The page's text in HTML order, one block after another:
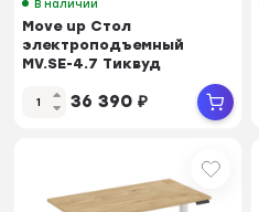
В наличии
Move up Стол
электроподъемный
MV.SE-4.7 Тиквуд
Светлый/Металл Белый
1580*720*...
36 390 ₽